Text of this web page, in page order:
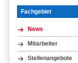
Fachgebiet
News
Mitarbeiter
Stellenangebote